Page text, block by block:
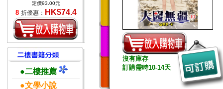
定價93.00元
8 折優惠： HK$74.4
●二樓推薦
●文學小說
沒有庫存
訂購需時10-14天